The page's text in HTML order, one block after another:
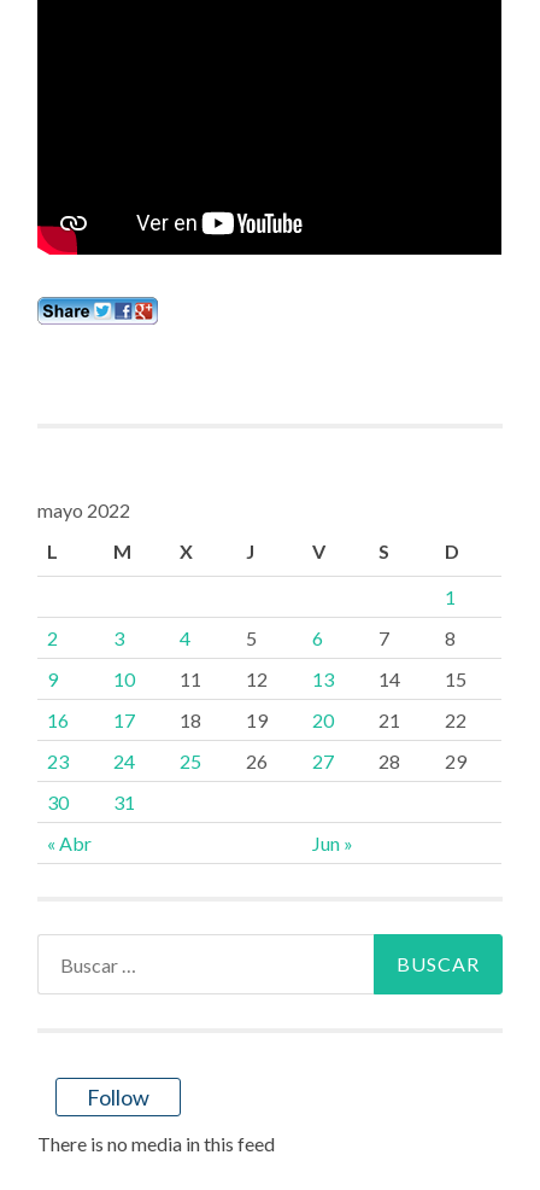
mayo 2022
L
M X J V S D
« Abr Jun »
1
2
3 4 5 6 7
8
9
10 11 12 13 14
15
16
17 18 19 20 21
22
23
24 25 26 27 28
29
30
31
Follow
There is no media in this feed